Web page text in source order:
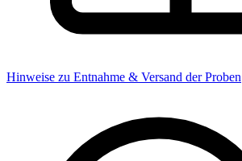
Hinweise zu Entnahme & Versand der Proben